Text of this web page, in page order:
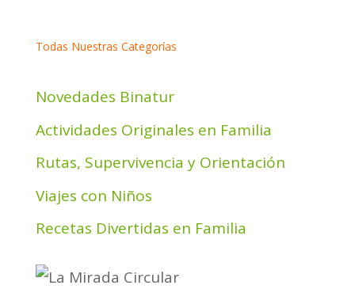
Todas Nuestras Categorías
Novedades Binatur
Actividades Originales en Familia
Rutas, Supervivencia y Orientación
Viajes con Niños
Recetas Divertidas en Familia